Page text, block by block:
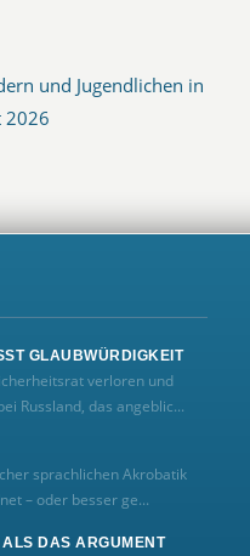
und Jugendlichen in
2026
GLAUBWÜRDIGKEIT
verloren und
Russland, das angeblic...
sprachlichen Akrobatik
– oder besser ge...
DAS ARGUMENT